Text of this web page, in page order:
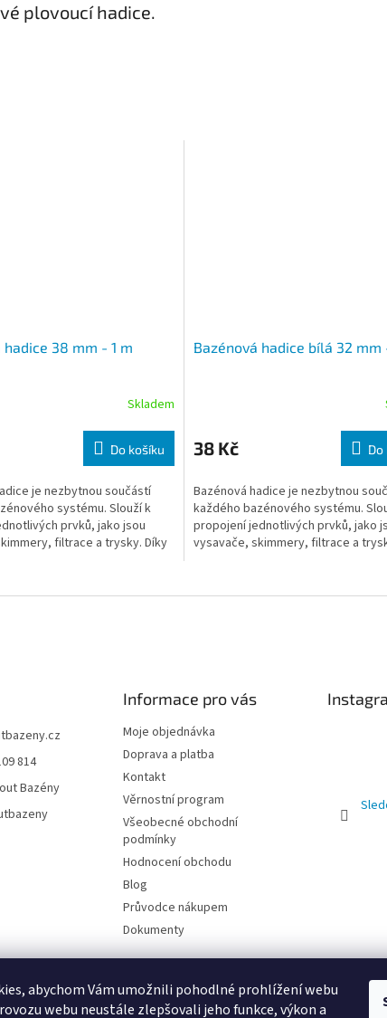
abychom Vám umožnili pohodlné prohlížení webu
webu neustále zlepšovali jeho funkce, výkon a
plovoucí hadice.
hadice 38 mm - 1 m
Skladem
Do košíku
je nezbytnou součástí
systému. Slouží k
prvků, jako jsou
filtrace a trysky. Díky
Bazénová hadice bílá 32 mm
38 Kč Do
Bazénová hadice je nezbytnou
každého bazénového systému.
propojení jednotlivých prvků, jako
vysavače, skimmery, filtrace a
814
Bazény
Informace pro vás
Moje objednávka
Doprava a platba
Kontakt
Věrnostní program
Všeobecné obchodní
podmínky
Hodnocení obchodu
Blog
Průvodce nákupem
Dokumenty